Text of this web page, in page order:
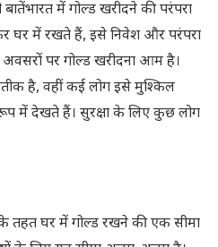
में गोल्ड खरीदने की परंपरा
घर में रखते हैं, इसे निवेश और परंपरा
पर गोल्ड खरीदना आम है।
है, वहीं कई लोग इसे मुश्किल
में देखते हैं। सुरक्षा के लिए कुछ लोग
घर में गोल्ड रखने की एक सीमा